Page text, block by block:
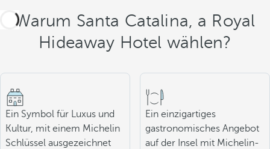
Warum Santa Catalina, a Royal
Hideaway Hotel wählen?
Ein Symbol für Luxus und
Kultur, mit einem Michelin
Schlüssel ausgezeichnet
Ein einzigartiges
gastronomisches Angebot
auf der Insel mit Michelin-